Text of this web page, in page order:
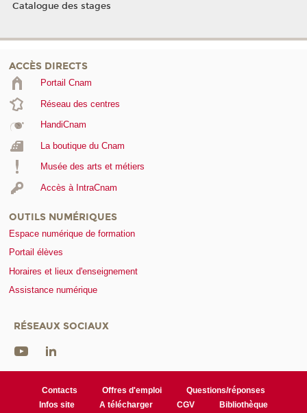
Catalogue des stages
ACCÈS DIRECTS
Portail Cnam
Réseau des centres
HandiCnam
La boutique du Cnam
Musée des arts et métiers
Accès à IntraCnam
OUTILS NUMÉRIQUES
Espace numérique de formation
Portail élèves
Horaires et lieux d'enseignement
Assistance numérique
RÉSEAUX SOCIAUX
Contacts Offres d'emploi
Questions/réponses
Infos site
A télécharger CGV Bibliothèque